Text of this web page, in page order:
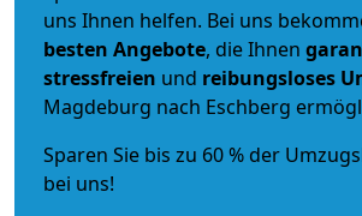
uns Ihnen helfen. Bei uns
besten Angebote, die Ihnen
stressfreien und reibungsloses
Magdeburg nach Eschberg
Sparen Sie bis zu 60 % der
bei uns!